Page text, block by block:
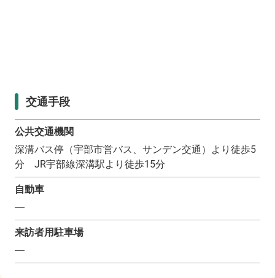
交通手段
公共交通機関
深溝バス停（宇部市営バス、サンデン交通）より徒歩5
分 JR宇部線深溝駅より徒歩15分
自動車
―
来訪者用駐車場
―